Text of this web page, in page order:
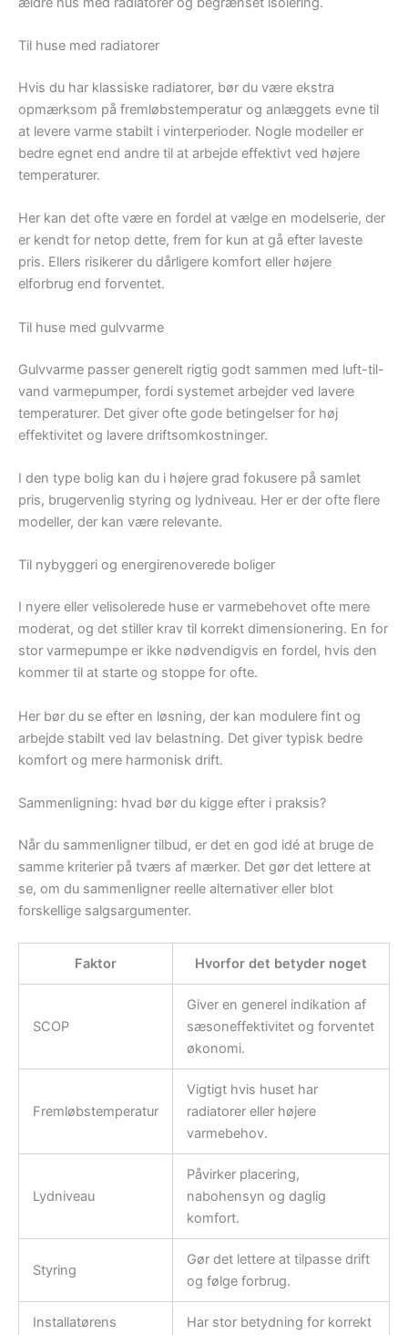
Til huse med radiatorer
Hvis du har klassiske radiatorer, bør du være ekstra
opmærksom på fremløbstemperatur og anlæggets evne til
at levere varme stabilt i vinterperioder. Nogle modeller er
bedre egnet end andre til at arbejde effektivt ved højere
temperaturer.
Her kan det ofte være en fordel at vælge en modelserie, der
er kendt for netop dette, frem for kun at gå efter laveste
pris. Ellers risikerer du dårligere komfort eller højere
elforbrug end forventet.
Til huse med gulvvarme
Gulvvarme passer generelt rigtig godt sammen med luft-til-
vand varmepumper, fordi systemet arbejder ved lavere
temperaturer. Det giver ofte gode betingelser for høj
effektivitet og lavere driftsomkostninger.
I den type bolig kan du i højere grad fokusere på samlet
pris, brugervenlig styring og lydniveau. Her er der ofte flere
modeller, der kan være relevante.
Til nybyggeri og energirenoverede boliger
I nyere eller velisolerede huse er varmebehovet ofte mere
moderat, og det stiller krav til korrekt dimensionering. En for
stor varmepumpe er ikke nødvendigvis en fordel, hvis den
kommer til at starte og stoppe for ofte.
Her bør du se efter en løsning, der kan modulere fint og
arbejde stabilt ved lav belastning. Det giver typisk bedre
komfort og mere harmonisk drift.
Sammenligning: hvad bør du kigge efter i praksis?
Når du sammenligner tilbud, er det en god idé at bruge de
samme kriterier på tværs af mærker. Det gør det lettere at
se, om du sammenligner reelle alternativer eller blot
forskellige salgsargumenter.
Faktor Hvorfor det betyder noget
SCOP
Giver en generel indikation af
sæsoneffektivitet og forventet
økonomi.
Fremløbstemperatur
Vigtigt hvis huset har
radiatorer eller højere
varmebehov.
Lydniveau
Påvirker placering,
nabohensyn og daglig
komfort.
Styring
Gør det lettere at tilpasse drift
og følge forbrug.
Installatørens
Har stor betydning for korrekt